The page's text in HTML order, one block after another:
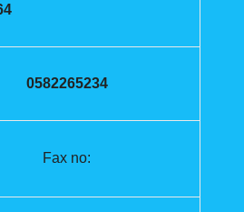
0582265234
Fax no: